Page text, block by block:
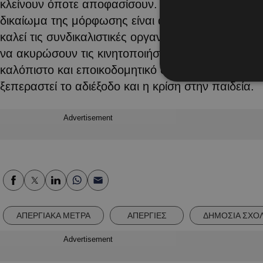
κλείνουν όποτε αποφασίσουν. Τα σχολεία
δικαίωμα της μόρφωσης είναι αναφαίρετο για
καλεί τις συνδικαλιστικές οργανώσεις να
να ακυρώσουν τις κινητοποιήσεις τους και να
καλόπιστο και εποικοδομητικό διάλογο με το
ξεπεραστεί το αδιέξοδο και η κρίση στην παιδεία.
Advertisement
ΑΠΕΡΓΙΑΚΑ ΜΕΤΡΑ ΑΠΕΡΓΙΕΣ ΔΗΜΟΣΙΑ
Advertisement